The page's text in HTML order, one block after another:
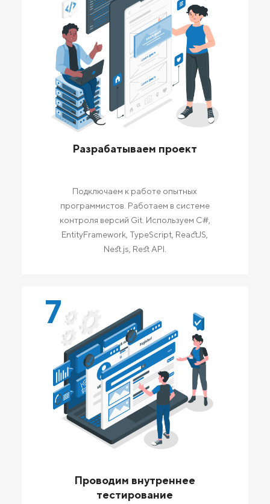
Разрабатываем проект
Подключаем к работе опытных
программистов. Работаем в системе
контроля версий Git. Используем C#,
EntityFramework, TypeScript, ReactJS,
Nest.js, Rest API.
7
Проводим внутреннее
тестирование